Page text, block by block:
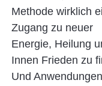
Methode wirklich
Zugang zu neuer
Energie, Heilung
Innen Frieden zu
Und